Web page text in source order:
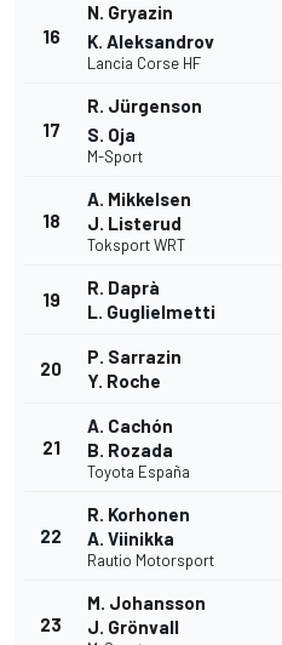
16
N. Gryazin
K. Aleksandrov
Lancia Corse HF
17
R. Jürgenson
S. Oja
M-Sport
18
A. Mikkelsen
J. Listerud
Toksport WRT
19
R. Daprà
L. Guglielmetti
20
P. Sarrazin
Y. Roche
21
A. Cachón
B. Rozada
Toyota España
22
R. Korhonen
A. Viinikka
Rautio Motorsport
23
M. Johansson
J. Grönvall